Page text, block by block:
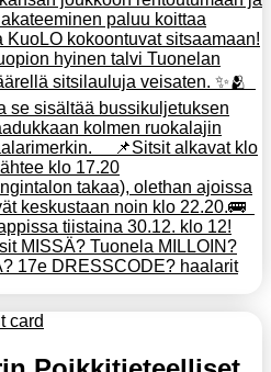
paluu koittaa
kokoontuvat sitsaamaan!
hyinen talvi Tuonelan
sitsilauluja veisaten. ✨️🫂
se sisältää bussikuljetuksen
kolmen ruokalajin
📌Sitsit alkavat klo
klo 17.20
takaa), olethan ajoissa
keskustaan noin klo 22.20.🚌
tiistaina 30.12. klo 12!
MISSÄ? Tuonela MILLOIN?
17e DRESSCODE? haalarit